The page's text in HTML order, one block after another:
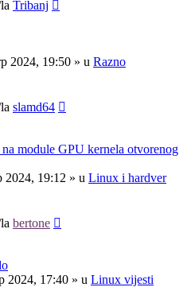
Tribanj
2024, 19:50 » u Razno
slamd64
module GPU kernela otvorenog
2024, 19:12 » u Linux i hardver
bertone
2024, 17:40 » u Linux vijesti